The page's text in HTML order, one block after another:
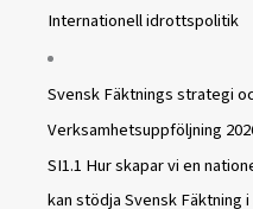
Internationell idrottspolitik
Svensk Fäktnings strategi
Verksamhetsuppföljning
SI1.1 Hur skapar vi en
kan stödja Svensk Fäktning